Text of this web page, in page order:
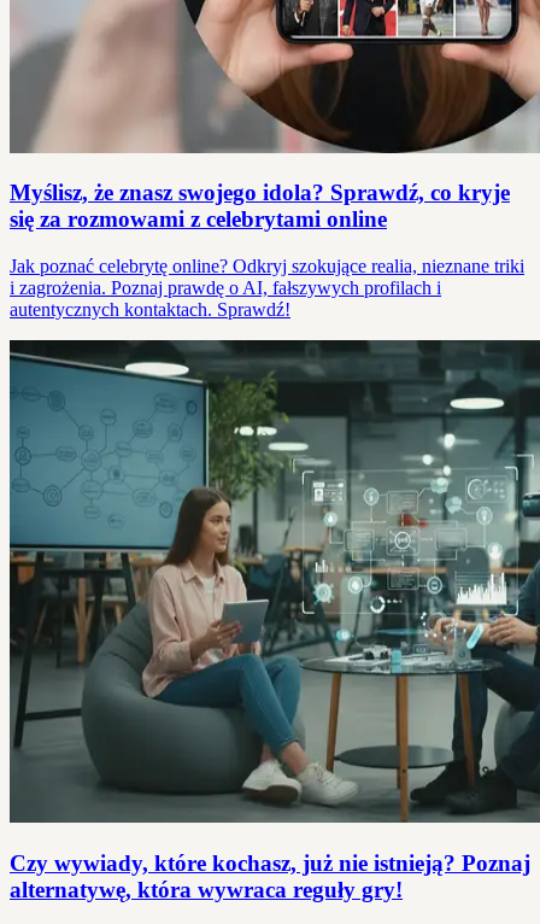
Myślisz, że znasz swojego idola? Sprawdź, co kryje
się za rozmowami z celebrytami online
Jak poznać celebrytę online? Odkryj szokujące realia, nieznane triki
i zagrożenia. Poznaj prawdę o AI, fałszywych profilach i
autentycznych kontaktach. Sprawdź!
Czy wywiady, które kochasz, już nie istnieją? Poznaj
alternatywę, która wywraca reguły gry!